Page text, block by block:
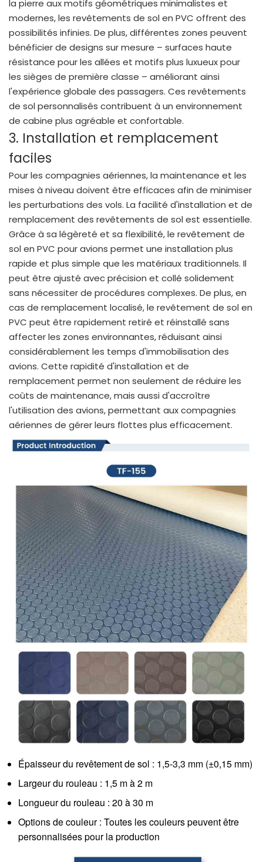
la pierre aux motifs géométriques minimalistes et
modernes, les revêtements de sol en PVC offrent des
possibilités infinies. De plus, différentes zones peuvent
bénéficier de designs sur mesure – surfaces haute
résistance pour les allées et motifs plus luxueux pour
les sièges de première classe – améliorant ainsi
l'expérience globale des passagers. Ces revêtements
de sol personnalisés contribuent à un environnement
de cabine plus agréable et confortable.
3. Installation et remplacement
faciles
Pour les compagnies aériennes, la maintenance et les
mises à niveau doivent être efficaces afin de minimiser
les perturbations des vols. La facilité d'installation et de
remplacement des revêtements de sol est essentielle.
Grâce à sa légèreté et sa flexibilité, le revêtement de
sol en PVC pour avions permet une installation plus
rapide et plus simple que les matériaux traditionnels. Il
peut être ajusté avec précision et collé solidement
sans nécessiter de procédures complexes. De plus, en
cas de remplacement localisé, le revêtement de sol en
PVC peut être rapidement retiré et réinstallé sans
affecter les zones environnantes, réduisant ainsi
considérablement les temps d'immobilisation des
avions. Cette rapidité d'installation et de
remplacement permet non seulement de réduire les
coûts de maintenance, mais aussi d'accroître
l'utilisation des avions, permettant aux compagnies
aériennes de gérer leurs flottes plus efficacement.
Épaisseur du revêtement de sol : 1,5-3,3 mm (±0,15 mm)
Largeur du rouleau : 1,5 m à 2 m
Longueur du rouleau : 20 à 30 m
Options de couleur : Toutes les couleurs peuvent être
personnalisées pour la production